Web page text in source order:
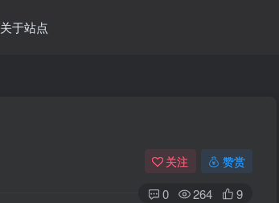
关于站点
关注 赞赏
0 264 9